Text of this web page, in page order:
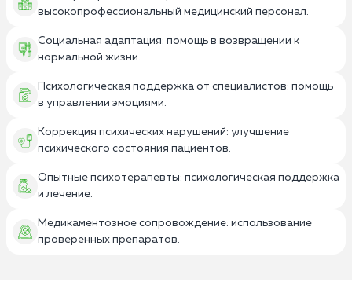
высокопрофессиональный медицинский персонал.
Социальная адаптация: помощь в возвращении к
нормальной жизни.
Психологическая поддержка от специалистов: помощь
в управлении эмоциями.
Коррекция психических нарушений: улучшение
психического состояния пациентов.
Опытные психотерапевты: психологическая поддержка
и лечение.
Медикаментозное сопровождение: использование
проверенных препаратов.